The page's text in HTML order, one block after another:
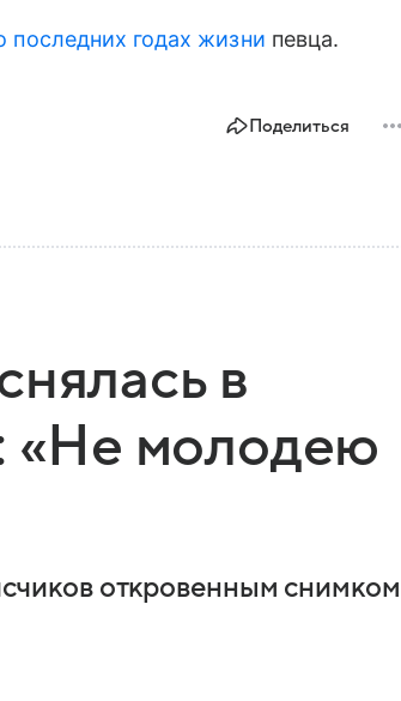
последних годах жизни певца.
Поделиться
в
«Не молодею
откровенным снимком